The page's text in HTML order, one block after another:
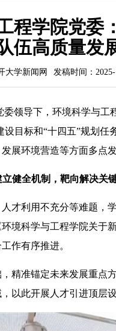
程学院党
伍高质量发
大学新闻网 发稿时间：
委领导下，环境科学与
目标和“十四五”规划
展环境营造等方面多点
立健全机制，靶向解决关
利用不充分等难题，
境科学与工程学院关于
作有序推进。
准锚定未来发展重点
以此开展人才引进顶层